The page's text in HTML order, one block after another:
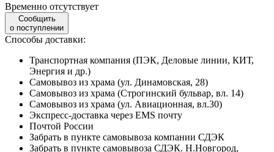
Временно отсутствует
Сообщить
о поступлении
Способы доставки:
Транспортная компания (ПЭК, Деловые линии, КИТ,
Энергия и др.)
Самовывоз из храма (ул. Динамовская, 28)
Самовывоз из храма (Строгинский бульвар, вл. 14)
Самовывоз из храма (ул. Авиационная, вл.30)
Экспресс-доставка через EMS почту
Почтой России
Забрать в пункте самовывоза компании СДЭК
Забрать в пункте самовывоза СДЭК. Н.Новгород,